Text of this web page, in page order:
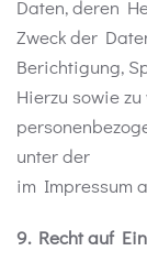
Daten, deren
Zweck der
Berichtigung,
Hierzu sowie
unter der
im Impressum
9. Recht auf